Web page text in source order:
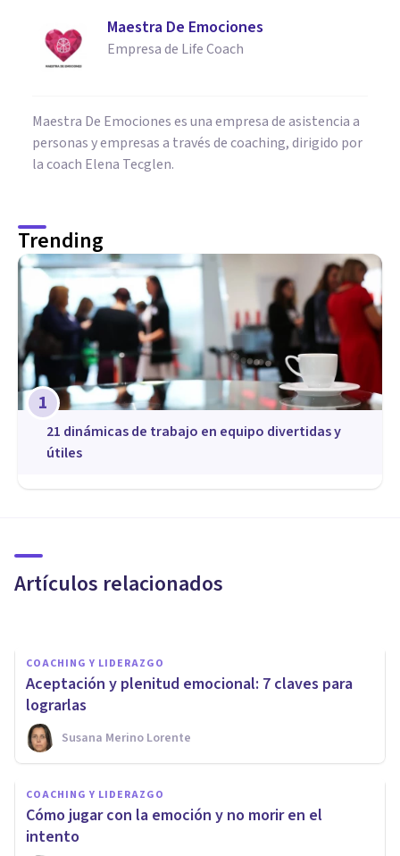
Maestra De Emociones
Empresa de Life Coach
Maestra De Emociones es una empresa de asistencia a
personas y empresas a través de coaching, dirigido por
la coach Elena Tecglen.
Trending
1
21 dinámicas de trabajo en equipo divertidas y
útiles
Artículos relacionados
5 errores habituales que
psicológico de las personas
COACHING Y LIDERAZGO
Aceptación y plenitud emocional: 7 claves para
lograrlas
Susana Merino Lorente
COACHING Y LIDERAZGO
Cómo jugar con la emoción y no morir en el
intento
COACHING Y LIDERAZGO
¿Por qué la Inteligencia
Emocional es clave en el
Coaching?